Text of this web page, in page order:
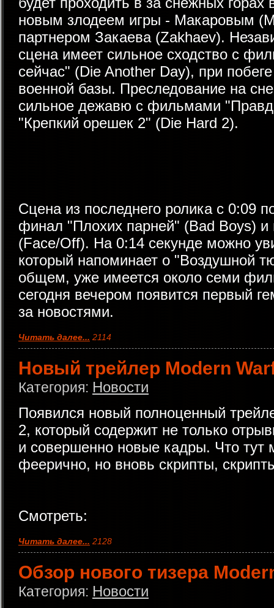
новым злодеем игры - Макаровым
партнером Закаева (Zakhaev).
сцена имеет сильное сходство с
сейчас" (Die Another Day), при
военной базы. Преследование на
cильное дежавю с фильмами
"Крепкий орешек 2" (Die Hard 2).
Сцена из последнего ролика с 0:09
финал "Плохих парней" (Bad Boys) и
(Face/Off). На 0:14 секунде можно
который напоминает о "Воздушной
общем, уже имеется около семи
сегодня вечером появится первый
за новостями.
Читать далее... 2114
Новый трейлер Modern
Категория: Новости
Появился новый полноценный
2, который содержит не только
и совершенно новые кадры. Что тут
феерично, но вновь скрипты,
Смотреть:
Читать далее... 2128
Обзор нового тизера
Категория: Новости